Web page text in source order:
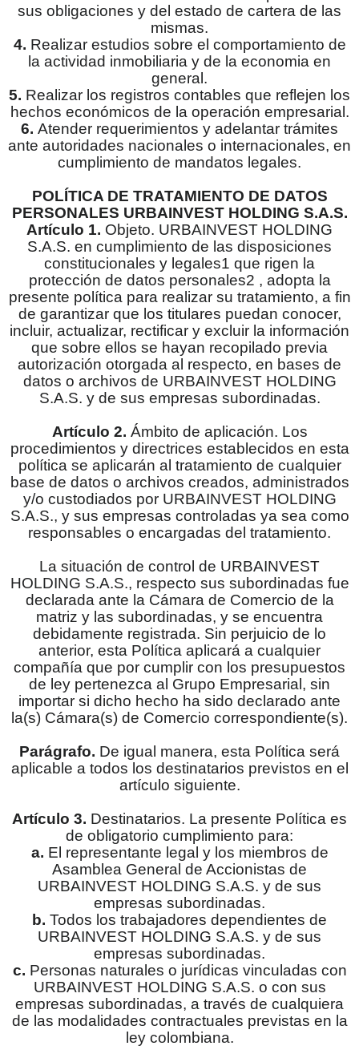
sus obligaciones y del estado de cartera de las
mismas.
4. Realizar estudios sobre el comportamiento de
la actividad inmobiliaria y de la economia en
general.
5. Realizar los registros contables que reflejen los
hechos económicos de la operación empresarial.
6. Atender requerimientos y adelantar trámites
ante autoridades nacionales o internacionales, en
cumplimiento de mandatos legales.
POLÍTICA DE TRATAMIENTO DE DATOS
PERSONALES URBAINVEST HOLDING S.A.S.
Artículo 1. Objeto. URBAINVEST HOLDING
S.A.S. en cumplimiento de las disposiciones
constitucionales y legales1 que rigen la
protección de datos personales2 , adopta la
presente política para realizar su tratamiento, a fin
de garantizar que los titulares puedan conocer,
incluir, actualizar, rectificar y excluir la información
que sobre ellos se hayan recopilado previa
autorización otorgada al respecto, en bases de
datos o archivos de URBAINVEST HOLDING
S.A.S. y de sus empresas subordinadas.
Artículo 2. Ámbito de aplicación. Los
procedimientos y directrices establecidos en esta
política se aplicarán al tratamiento de cualquier
base de datos o archivos creados, administrados
y/o custodiados por URBAINVEST HOLDING
S.A.S., y sus empresas controladas ya sea como
responsables o encargadas del tratamiento.
La situación de control de URBAINVEST
HOLDING S.A.S., respecto sus subordinadas fue
declarada ante la Cámara de Comercio de la
matriz y las subordinadas, y se encuentra
debidamente registrada. Sin perjuicio de lo
anterior, esta Política aplicará a cualquier
compañía que por cumplir con los presupuestos
de ley pertenezca al Grupo Empresarial, sin
importar si dicho hecho ha sido declarado ante
la(s) Cámara(s) de Comercio correspondiente(s).
Parágrafo. De igual manera, esta Política será
aplicable a todos los destinatarios previstos en el
artículo siguiente.
Artículo 3. Destinatarios. La presente Política es
de obligatorio cumplimiento para:
a. El representante legal y los miembros de
Asamblea General de Accionistas de
URBAINVEST HOLDING S.A.S. y de sus
empresas subordinadas.
b. Todos los trabajadores dependientes de
URBAINVEST HOLDING S.A.S. y de sus
empresas subordinadas.
c. Personas naturales o jurídicas vinculadas con
URBAINVEST HOLDING S.A.S. o con sus
empresas subordinadas, a través de cualquiera
de las modalidades contractuales previstas en la
ley colombiana.